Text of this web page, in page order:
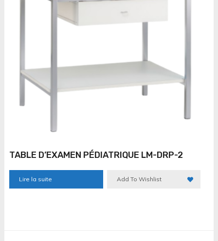
TABLE D’EXAMEN PÉDIATRIQUE LM-DRP-2
Lire la suite Add To Wishlist